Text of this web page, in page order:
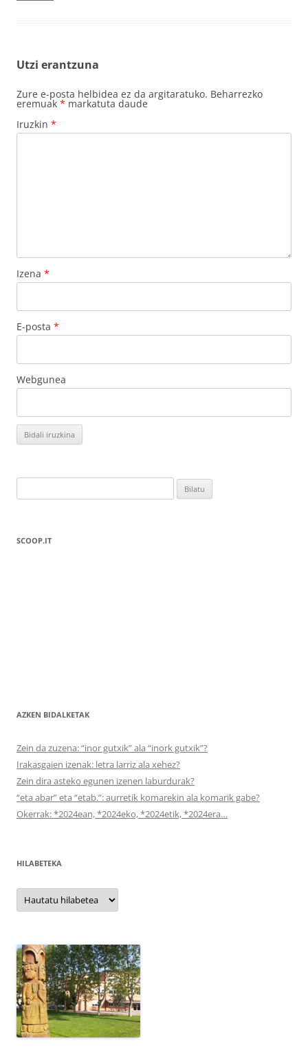
Utzi erantzuna
Zure e-posta helbidea ez da argitaratuko. Beharrezko
eremuak * markatuta daude
Iruzkin *
Izena *
E-posta *
Webgunea
SCOOP.IT
AZKEN BIDALKETAK
Zein da zuzena: “inor gutxik” ala “inork gutxik”?
Irakasgaien izenak: letra larriz ala xehez?
Zein dira asteko egunen izenen laburdurak?
“eta abar” eta “etab.”: aurretik komarekin ala komarik gabe?
Okerrak: *2024ean, *2024eko, *2024etik, *2024era…
HILABETEKA
Hilabeteka